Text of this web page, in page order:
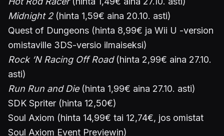
Midnight 2(hinta 1,59€ aina 20.10. asti)
Quest of Dungeons (hinta 8,99€ ja Wii U -version
omistaville 3DS-versio ilmaiseksi)
Rock ‘N Racing Off Road (hinta 2,99€ aina 27.10.
asti)
Run Run and Die(hinta 1,99€ aina 27.10. asti)
SDK Spriter (hinta 12,50€)
Soul Axiom (hinta 14,99€ tai 12,74€, jos omistat
Soul Axiom Event Previewin)